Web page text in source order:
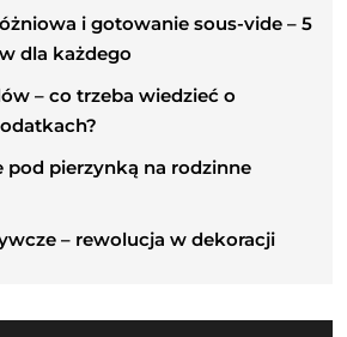
i gotowanie sous-vide – 5
dla każdego
– co trzeba wiedzieć o
pod pierzynką na rodzinne
– rewolucja w dekoracji